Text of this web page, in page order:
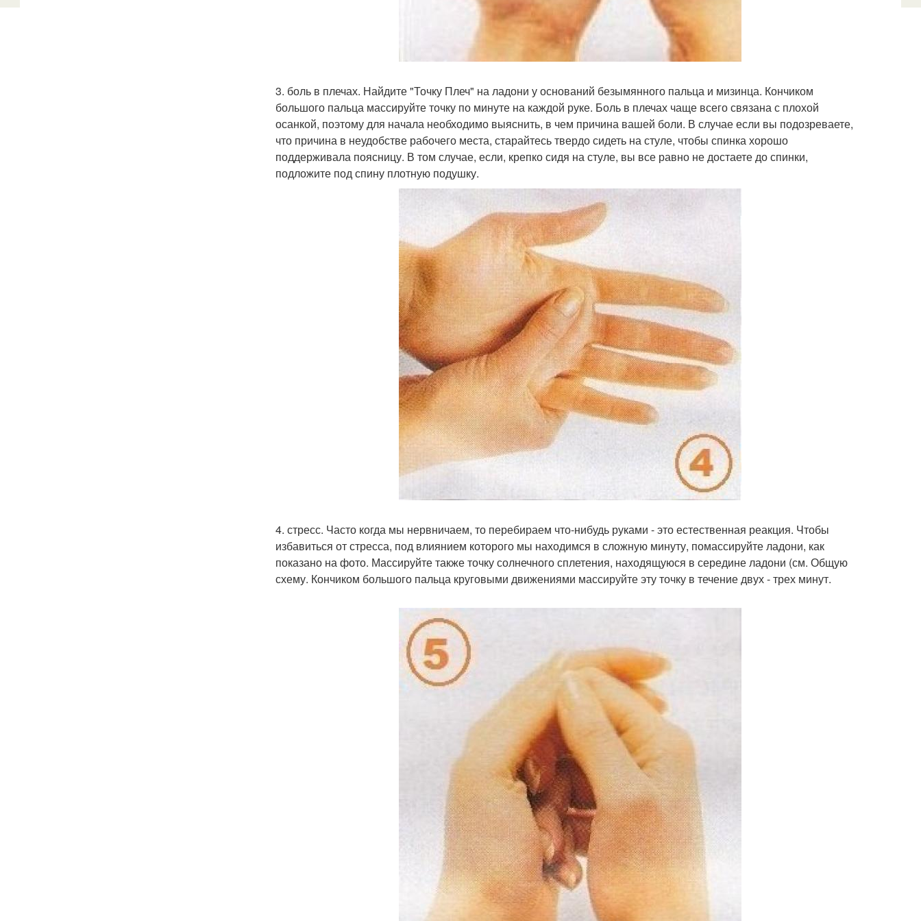
3. боль в плечах. Найдите "Точку Плеч" на ладони у оснований безымянного пальца и мизинца. Кончиком
большого пальца массируйте точку по минуте на каждой руке. Боль в плечах чаще всего связана с плохой
осанкой, поэтому для начала необходимо выяснить, в чем причина вашей боли. В случае если вы подозреваете,
что причина в неудобстве рабочего места, старайтесь твердо сидеть на стуле, чтобы спинка хорошо
поддерживала поясницу. В том случае, если, крепко сидя на стуле, вы все равно не достаете до спинки,
подложите под спину плотную подушку.
4. стресс. Часто когда мы нервничаем, то перебираем что-нибудь руками - это естественная реакция. Чтобы
избавиться от стресса, под влиянием которого мы находимся в сложную минуту, помассируйте ладони, как
показано на фото. Массируйте также точку солнечного сплетения, находящуюся в середине ладони (см. Общую
схему. Кончиком большого пальца круговыми движениями массируйте эту точку в течение двух - трех минут.